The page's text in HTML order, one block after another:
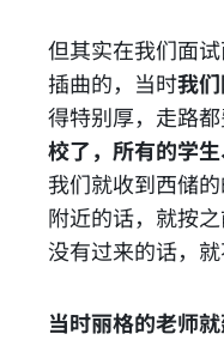
但其实在我们面
插曲的，当时我
得特别厚，走路
校了，所有的学
我们就收到西储
附近的话，就按
没有过来的话，就
当时丽格的老师